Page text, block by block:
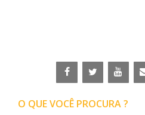
Iniciação Científica
Transferência de Tecnologia
Extensão à Comunidade
O QUE VOCÊ PROCURA ?